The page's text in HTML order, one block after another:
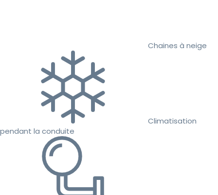
Chaines à neige
Climatisation
pendant la conduite